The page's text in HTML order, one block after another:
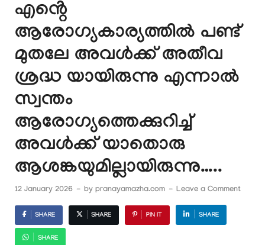
എൻ്റെ
ആരോഗ്യകാര്യത്തിൽ പണ്ട്
മുതലേ അവൾക്ക് അതീവ
ശ്രദ്ധ യായിരുന്നു എന്നാൽ
സ്വന്തം
ആരോഗ്യത്തെക്കുറിച്ച്
അവൾക്ക് യാതൊരു
ആശങ്കയുമില്ലായിരുന്നു…..
12 January 2026 - by pranayamazha.com - Leave a Comment
SHARE SHARE PIN IT SHARE
SHARE